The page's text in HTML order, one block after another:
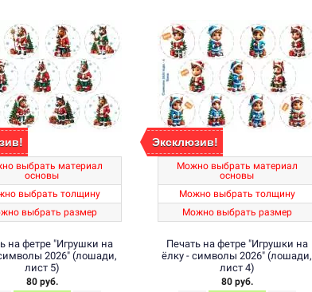
выбрать материал
основы
выбрать толщину
выбрать размер
на фетре "Игрушки на
2026" (лошади,
лист 5)
80 руб.
Эксклюзив!
Можно выбрать материал
основы
Можно выбрать толщину
Можно выбрать размер
Печать на фетре "Игрушки на
ёлку - символы 2026" (лошади,
лист 4)
80 руб.